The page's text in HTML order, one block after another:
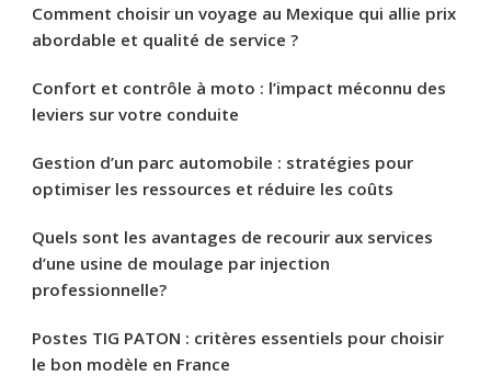
Comment choisir un voyage au Mexique qui allie prix
abordable et qualité de service ?
Confort et contrôle à moto : l’impact méconnu des
leviers sur votre conduite
Gestion d’un parc automobile : stratégies pour
optimiser les ressources et réduire les coûts
Quels sont les avantages de recourir aux services
d’une usine de moulage par injection
professionnelle?
Postes TIG PATON : critères essentiels pour choisir
le bon modèle en France